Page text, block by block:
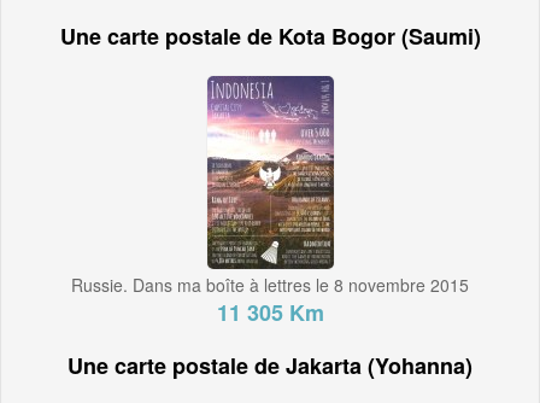
Une carte postale de Kota Bogor (Saumi)
Russie. Dans ma boîte à lettres le 8 novembre 2015
11 305 Km
Une carte postale de Jakarta (Yohanna)